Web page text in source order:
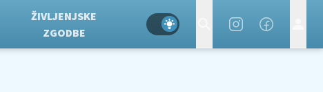
ŽIVLJENJSKE
ZGODBE